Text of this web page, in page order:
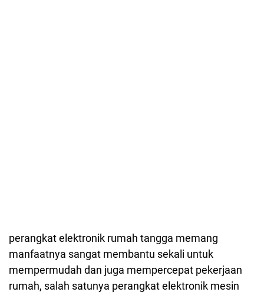
perangkat elektronik rumah tangga memang
manfaatnya sangat membantu sekali untuk
mempermudah dan juga mempercepat pekerjaan
rumah, salah satunya perangkat elektronik mesin